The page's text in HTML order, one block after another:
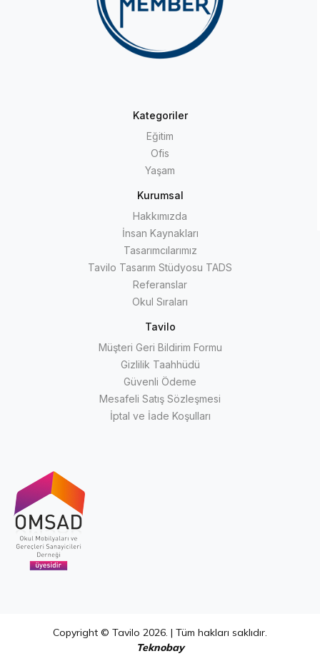
Kategoriler
Eğitim
Ofis
Yaşam
Kurumsal
Hakkımızda
İnsan Kaynakları
Tasarımcılarımız
Tavilo Tasarım Stüdyosu TADS
Referanslar
Okul Sıraları
Tavilo
Müşteri Geri Bildirim Formu
Gizlilik Taahhüdü
Güvenli Ödeme
Mesafeli Satış Sözleşmesi
İptal ve İade Koşulları
Copyright © Tavilo 2026. | Tüm hakları saklıdır.
Teknobay